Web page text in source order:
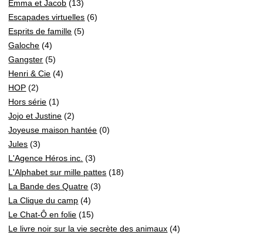
Emma et Jacob (13)
Escapades virtuelles (6)
Esprits de famille (5)
Galoche (4)
Gangster (5)
Henri & Cie (4)
HOP (2)
Hors série (1)
Jojo et Justine (2)
Joyeuse maison hantée (0)
Jules (3)
L'Agence Héros inc. (3)
L'Alphabet sur mille pattes (18)
La Bande des Quatre (3)
La Clique du camp (4)
Le Chat-Ô en folie (15)
Le livre noir sur la vie secrète des animaux (4)